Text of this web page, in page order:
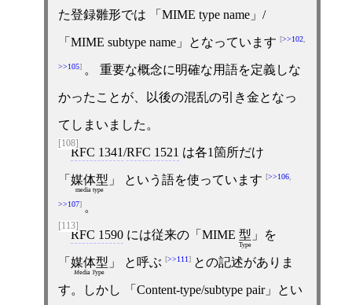
た登録雛形では 「MIME type name」/
「MIME subtype name」となっています >>102,
>>105 。 重要な概念に明確な用語を定義しな
かったことが、以後の混乱の引き金となっ
てしまいました。
[108]
RFC 1341/RFC 1521 は各1箇所だけ
「 媒体型
media type
」 という語を使っています >>106,
>>107 。
[113]
RFC 1590には従来の「MIME 型
Type
」を
「 媒体型
MediaType
」 と呼ぶ >>111 との記述がありま
す。しかし 「Content-type/subtype pair」とい